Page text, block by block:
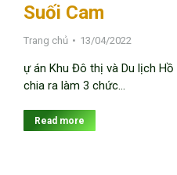
Suối Cam
Trang chủ 13/04/2022
ự án Khu Đô thị và Du lịch
chia ra làm 3 chức…
Read more